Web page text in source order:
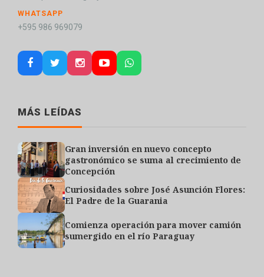
WHATSAPP
+595 986 969079
MÁS LEÍDAS
Gran inversión en nuevo concepto
gastronómico se suma al crecimiento de
Concepción
Curiosidades sobre José Asunción Flores:
El Padre de la Guarania
Comienza operación para mover camión
sumergido en el río Paraguay